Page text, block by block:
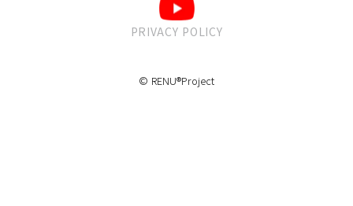
PRIVACY POLICY
© RENU®Project